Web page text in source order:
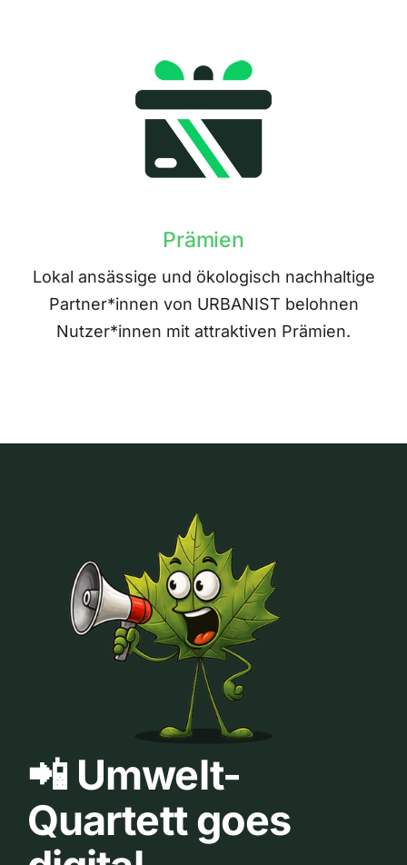
Prämien
Lokal ansässige und ökologisch nachhaltige
Partner*innen von URBANIST belohnen
Nutzer*innen mit attraktiven Prämien.
📲 Umwelt-
Quartett goes